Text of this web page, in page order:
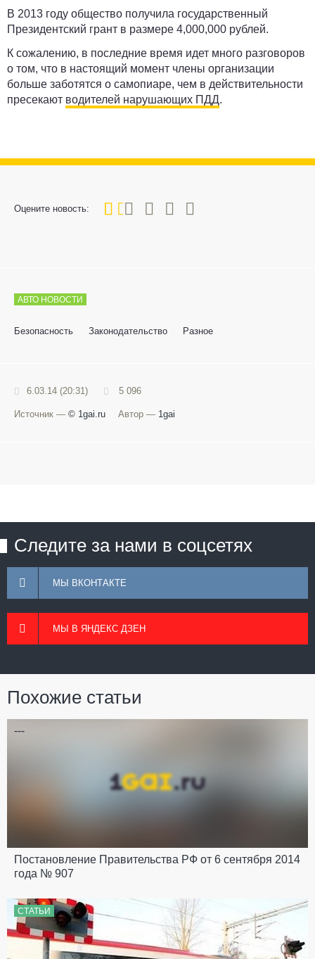
В 2013 году общество получила государственный
Президентский грант в размере 4,000,000 рублей.
К сожалению, в последние время идет много разговоров
о том, что в настоящий момент члены организации
больше заботятся о самопиаре, чем в действительности
пресекают водителей нарушающих ПДД.
Оцените новость:
20
1 3 4 5
АВТО НОВОСТИ
Безопасность Законодательство Разное
6.03.14 (20:31) 5 096
Источник — © 1gai.ru Автор — 1gai
Следите за нами в соцсетях
МЫ ВКОНТАКТЕ
МЫ В ЯНДЕКС ДЗЕН
Похожие статьи
---
Постановление Правительства РФ от 6 сентября 2014
года № 907
СТАТЬИ